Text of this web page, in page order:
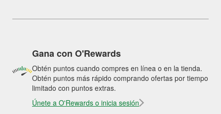
Gana con O'Rewards
Obtén puntos cuando compres en línea o en la tienda.
Obtén puntos más rápido comprando ofertas por tiempo
limitado con puntos extras.
Únete a O'Rewards o inicia sesión